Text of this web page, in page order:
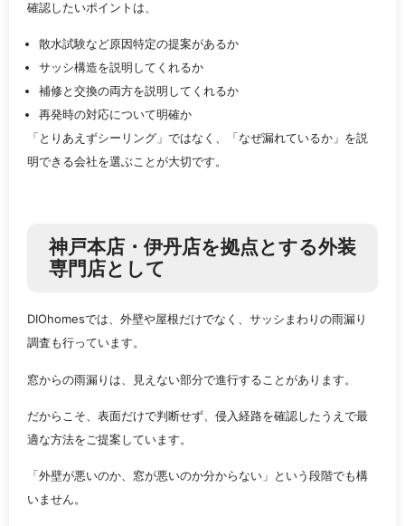
確認したいポイントは、
散水試験など原因特定の提案があるか
サッシ構造を説明してくれるか
補修と交換の両方を説明してくれるか
再発時の対応について明確か
「とりあえずシーリング」ではなく、「なぜ漏れているか」を説
明できる会社を選ぶことが大切です。
神戸本店・伊丹店を拠点とする外装
専門店として
DIOhomesでは、外壁や屋根だけでなく、サッシまわりの雨漏り
調査も行っています。
窓からの雨漏りは、見えない部分で進行することがあります。
だからこそ、表面だけで判断せず、侵入経路を確認したうえで最
適な方法をご提案しています。
「外壁が悪いのか、窓が悪いのか分からない」という段階でも構
いません。